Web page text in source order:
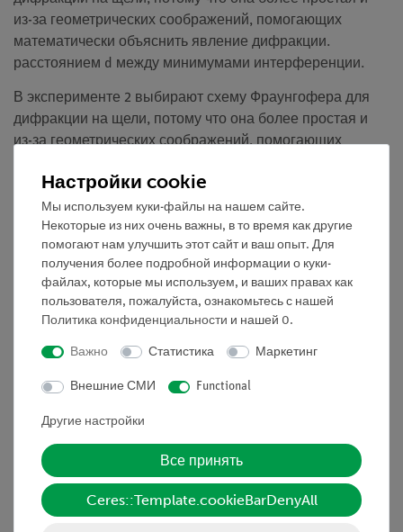
из-за геометрических соображений, помогающих
математически объяснить явление дифракции.
расстоянием d между минимумами интерференции.
В эксперименте 2 выбирают схему Фраунгофера для
дифракции на щели, потому что она более простая и
из-за геометрических соображений, помогающих
Преимущества
• Многофункциональный осветитель - все в одном:
может использоваться для геометрической оптики на
столе, смешения цветов и на оптической скамье
• Возможность расширения дополнительными
наборами по оптике
Что происходит с лучом света, когда он проходит через
узкую щель?
1. Направьте узкий пучок света на щель переменной
ширины и наблюдайте изображения щелей, которые
Настройки cookie
Мы используем куки-файлы на нашем сайте.
Некоторые из них очень важны, в то время как другие
помогают нам улучшить этот сайт и ваш опыт. Для
получения более подробной информации о куки-
файлах, которые мы используем, и ваших правах как
пользователя, пожалуйста, ознакомьтесь с нашей
Политика конфиденциальности и нашей 0.
Важно Статистика Маркетинг
Внешние СМИ Functional
Другие настройки
Все принять
Ceres::Template.cookieBarDenyAll